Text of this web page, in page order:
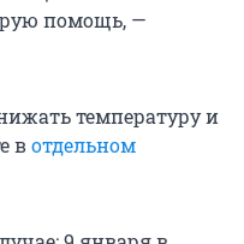
помощь, —
температуру и
вотдельном